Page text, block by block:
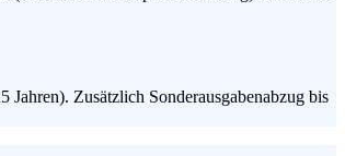
Zusätzlich Sonderausgabenabzug bis